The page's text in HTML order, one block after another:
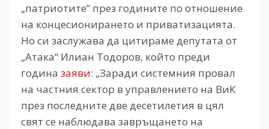
„патриотите“ през годините по отношение
на концесионирането и приватизацията.
Но си заслужава да цитираме депутата от
„Атака“ Илиан Тодоров, който преди
година заяви: „Заради системния провал
на частния сектор в управлението на ВиК
през последните две десетилетия в цял
свят се наблюдава завръщането на